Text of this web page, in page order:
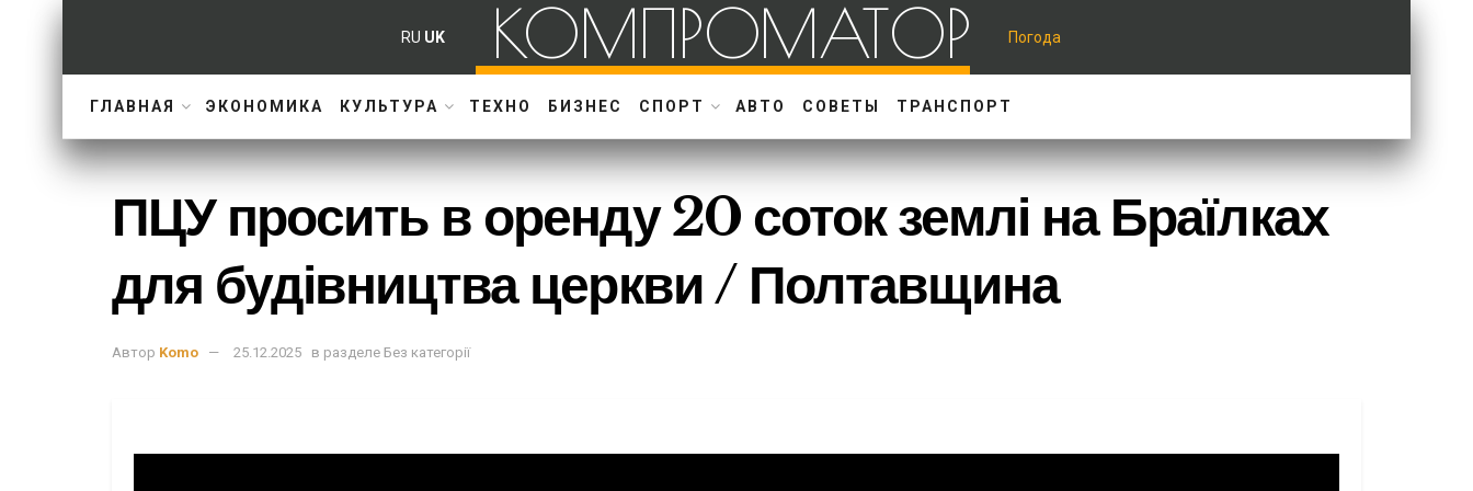
RU UK КОМПРОМАТОР Погода
ГЛАВНАЯ ЭКОНОМИКА КУЛЬТУРА ТЕХНО БИЗНЕС СПОРТ АВТО СОВЕТЫ ТРАНСПОРТ
ПЦУ просить в оренду 20 соток землі на Браїлках
для будівництва церкви / Полтавщина
Автор Komo 25.12.2025 в разделе Без категорії